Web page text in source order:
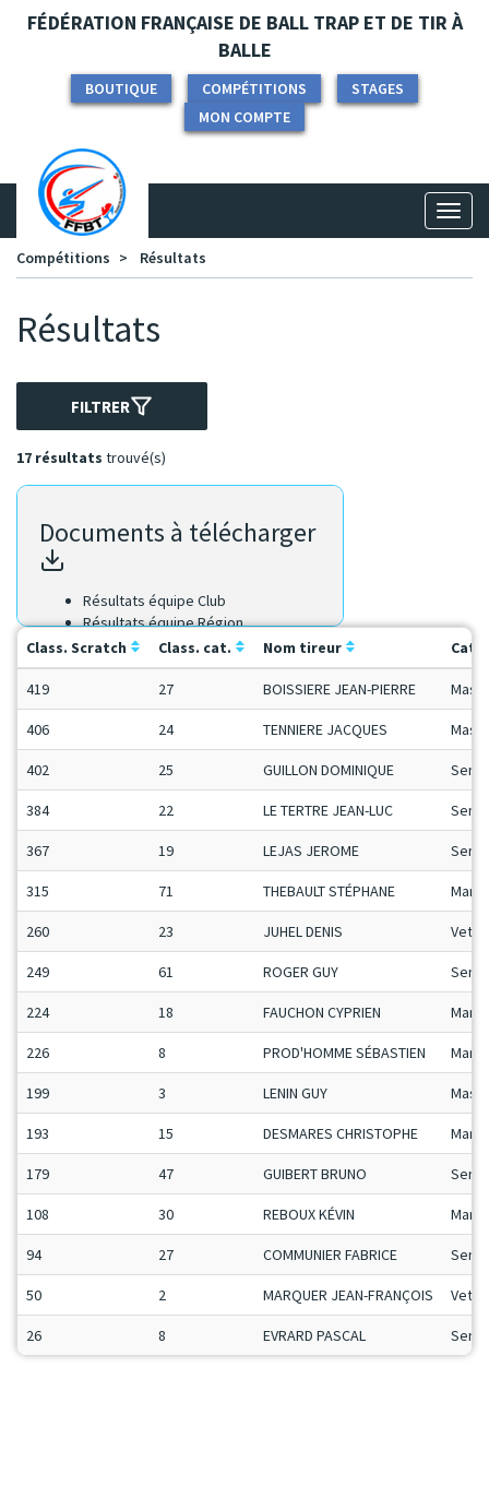
Panneau de gestion des cookies
FÉDÉRATION FRANÇAISE DE BALL TRAP ET DE TIR À
BALLE
BOUTIQUE COMPÉTITIONS
STAGES
MON COMPTE
Compétitions
Résultats
Résultats
FILTRER
17 résultats trouvé(s)
Documents à télécharger
Résultats équipe Club
Résultats équipe Région
Résultats Scratch
Class. Scratch Class. cat. Nom tireur Cat.
419 27 BOISSIERE JEAN-PIERRE Mas
406 24 TENNIERE JACQUES Mas
402 25 GUILLON DOMINIQUE SenB
384 22 LE TERTRE JEAN-LUC SenB
367 19 LEJAS JEROME SenB
315 71 THEBAULT STÉPHANE Man1
260 23 JUHEL DENIS Vet
249 61 ROGER GUY SenA
224 18 FAUCHON CYPRIEN Man2
226 8 PROD'HOMME SÉBASTIEN Man3
199 3 LENIN GUY Mas
193 15 DESMARES CHRISTOPHE Man2
179 47 GUIBERT BRUNO SenA
108 30 REBOUX KÉVIN Man1
94 27 COMMUNIER FABRICE SenA
50 2 MARQUER JEAN-FRANÇOIS Vet
26 8 EVRARD PASCAL SenA